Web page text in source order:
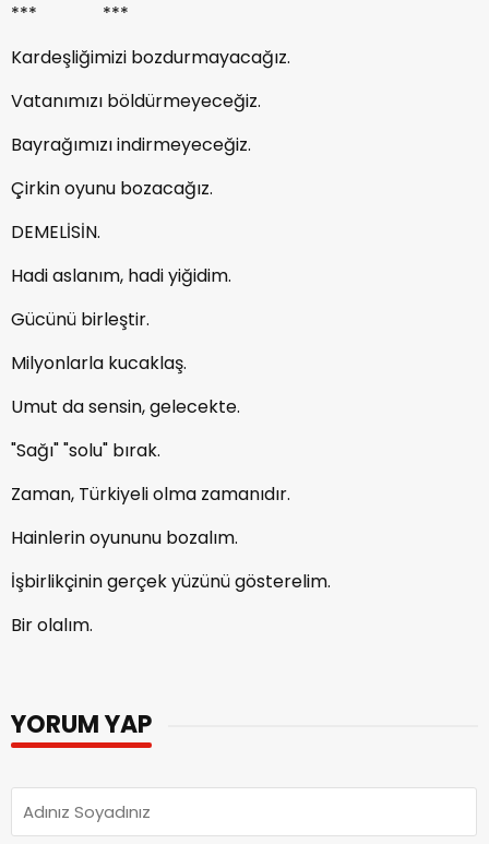
*** ***
Kardeşliğimizi bozdurmayacağız.
Vatanımızı böldürmeyeceğiz.
Bayrağımızı indirmeyeceğiz.
Çirkin oyunu bozacağız.
DEMELİSİN.
Hadi aslanım, hadi yiğidim.
Gücünü birleştir.
Milyonlarla kucaklaş.
Umut da sensin, gelecekte.
"Sağı" "solu" bırak.
Zaman, Türkiyeli olma zamanıdır.
Hainlerin oyununu bozalım.
İşbirlikçinin gerçek yüzünü gösterelim.
Bir olalım.
YORUM YAP